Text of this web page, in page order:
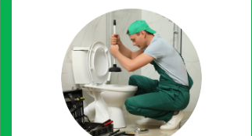
– sạch sẽ – dứt điểm tình trạng tắc cống
với hiệu quả xử lý